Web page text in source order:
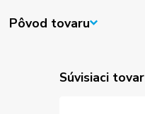
Pôvod tovaru
Súvisiaci tovar